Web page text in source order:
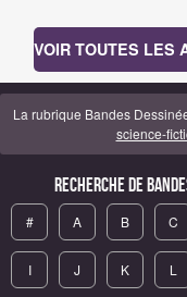
VOIR TOUTES LES
La rubrique Bandes
science-
Recherche de
# A B C
I J K L